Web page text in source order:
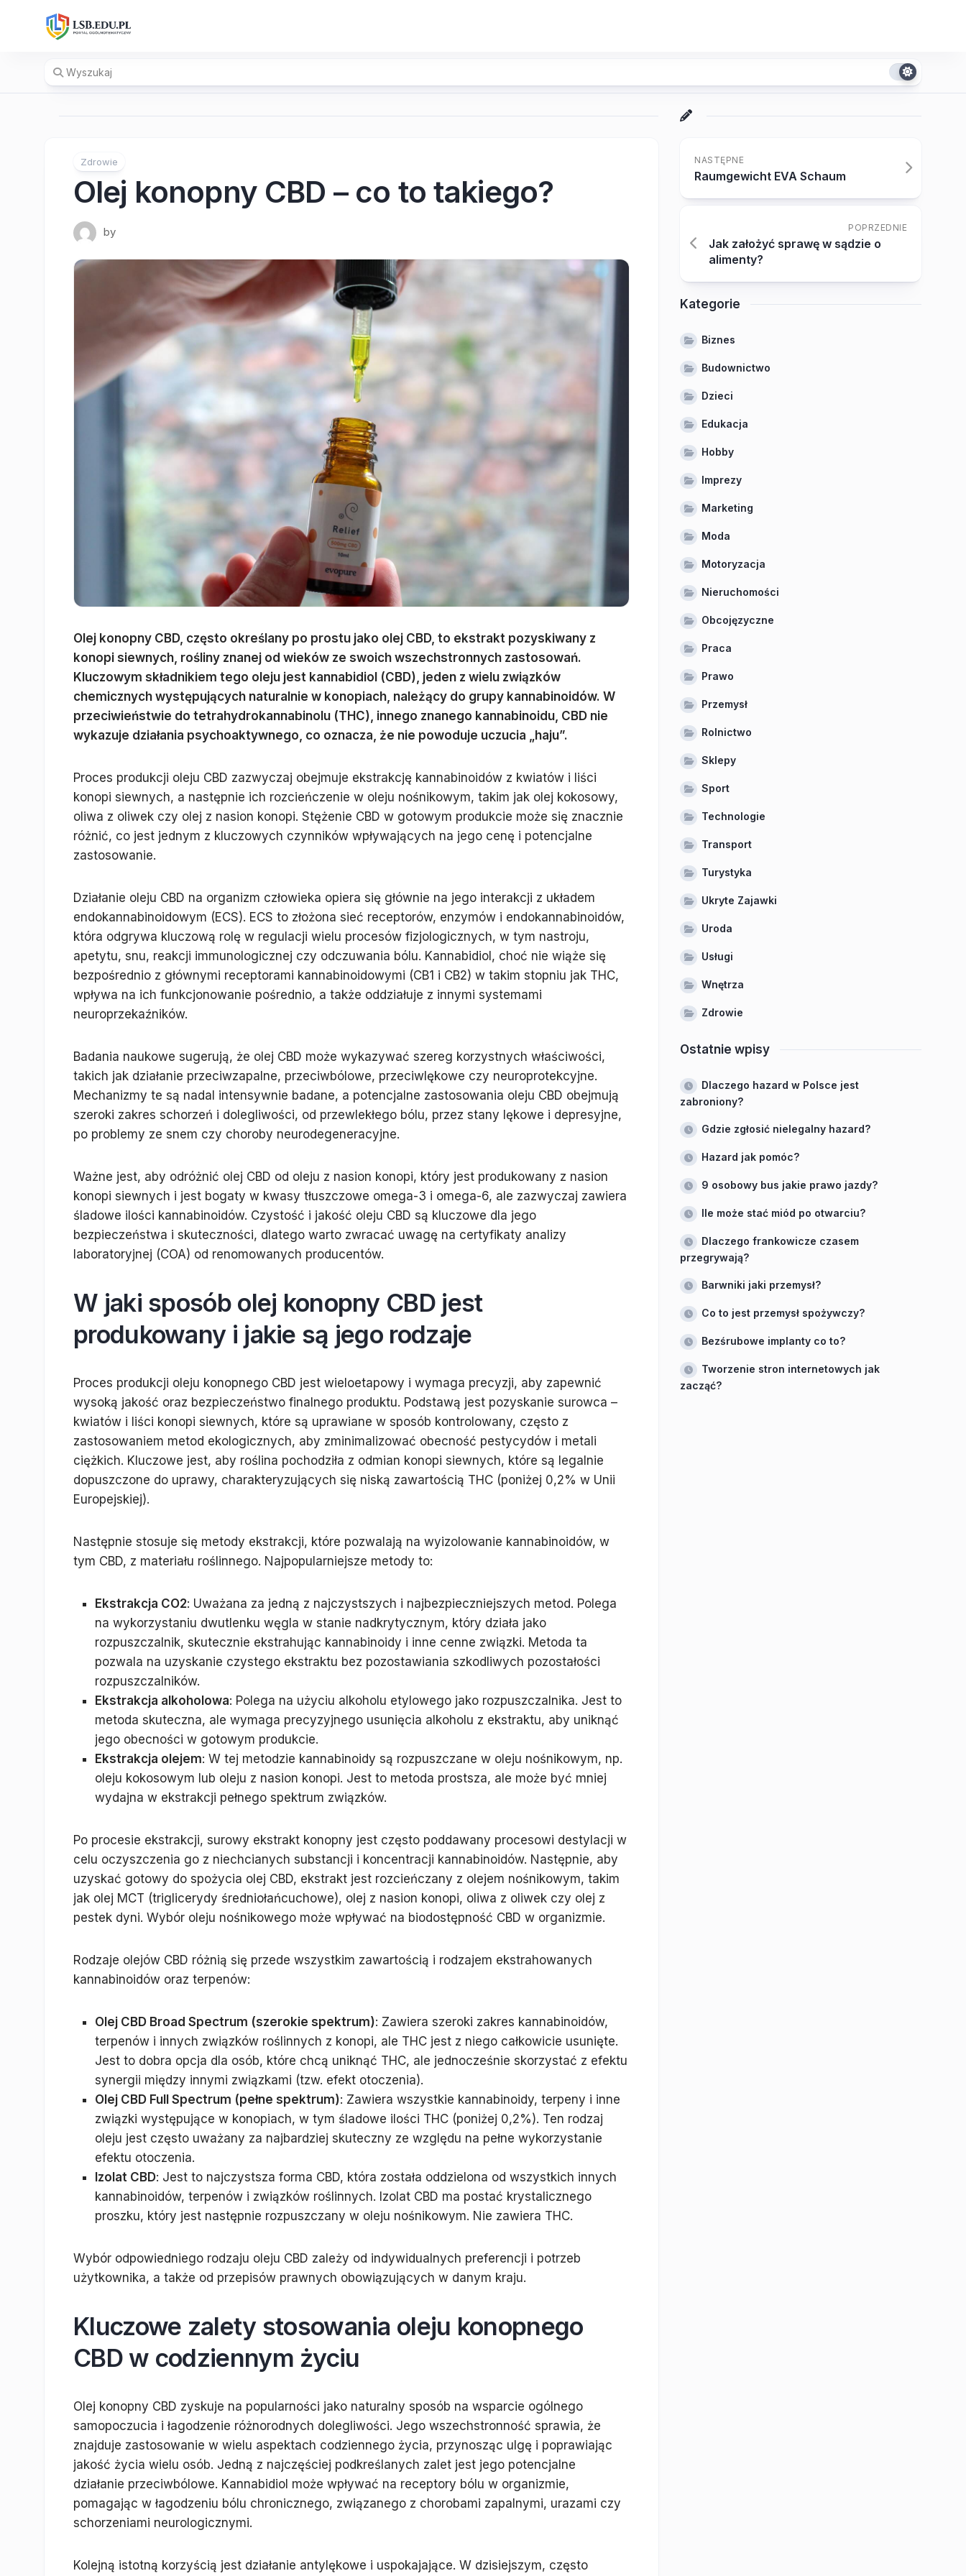
Zdrowie
Olej konopny CBD – co to takiego?
by
Olej konopny CBD, często określany po prostu jako olej CBD, to ekstrakt pozyskiwany z
konopi siewnych, rośliny znanej od wieków ze swoich wszechstronnych zastosowań.
Kluczowym składnikiem tego oleju jest kannabidiol (CBD), jeden z wielu związków
chemicznych występujących naturalnie w konopiach, należący do grupy kannabinoidów. W
przeciwieństwie do tetrahydrokannabinolu (THC), innego znanego kannabinoidu, CBD nie
wykazuje działania psychoaktywnego, co oznacza, że nie powoduje uczucia „haju”.
Proces produkcji oleju CBD zazwyczaj obejmuje ekstrakcję kannabinoidów z kwiatów i liści
konopi siewnych, a następnie ich rozcieńczenie w oleju nośnikowym, takim jak olej kokosowy,
oliwa z oliwek czy olej z nasion konopi. Stężenie CBD w gotowym produkcie może się znacznie
różnić, co jest jednym z kluczowych czynników wpływających na jego cenę i potencjalne
zastosowanie.
Działanie oleju CBD na organizm człowieka opiera się głównie na jego interakcji z układem
endokannabinoidowym (ECS). ECS to złożona sieć receptorów, enzymów i endokannabinoidów,
która odgrywa kluczową rolę w regulacji wielu procesów fizjologicznych, w tym nastroju,
apetytu, snu, reakcji immunologicznej czy odczuwania bólu. Kannabidiol, choć nie wiąże się
bezpośrednio z głównymi receptorami kannabinoidowymi (CB1 i CB2) w takim stopniu jak THC,
wpływa na ich funkcjonowanie pośrednio, a także oddziałuje z innymi systemami
neuroprzekaźników.
Badania naukowe sugerują, że olej CBD może wykazywać szereg korzystnych właściwości,
takich jak działanie przeciwzapalne, przeciwbólowe, przeciwlękowe czy neuroprotekcyjne.
Mechanizmy te są nadal intensywnie badane, a potencjalne zastosowania oleju CBD obejmują
szeroki zakres schorzeń i dolegliwości, od przewlekłego bólu, przez stany lękowe i depresyjne,
po problemy ze snem czy choroby neurodegeneracyjne.
Ważne jest, aby odróżnić olej CBD od oleju z nasion konopi, który jest produkowany z nasion
konopi siewnych i jest bogaty w kwasy tłuszczowe omega-3 i omega-6, ale zazwyczaj zawiera
śladowe ilości kannabinoidów. Czystość i jakość oleju CBD są kluczowe dla jego
bezpieczeństwa i skuteczności, dlatego warto zwracać uwagę na certyfikaty analizy
laboratoryjnej (COA) od renomowanych producentów.
W jaki sposób olej konopny CBD jest
produkowany i jakie są jego rodzaje
Proces produkcji oleju konopnego CBD jest wieloetapowy i wymaga precyzji, aby zapewnić
wysoką jakość oraz bezpieczeństwo finalnego produktu. Podstawą jest pozyskanie surowca –
kwiatów i liści konopi siewnych, które są uprawiane w sposób kontrolowany, często z
zastosowaniem metod ekologicznych, aby zminimalizować obecność pestycydów i metali
ciężkich. Kluczowe jest, aby roślina pochodziła z odmian konopi siewnych, które są legalnie
dopuszczone do uprawy, charakteryzujących się niską zawartością THC (poniżej 0,2% w Unii
Europejskiej).
Następnie stosuje się metody ekstrakcji, które pozwalają na wyizolowanie kannabinoidów, w
tym CBD, z materiału roślinnego. Najpopularniejsze metody to:
Ekstrakcja CO2: Uważana za jedną z najczystszych i najbezpieczniejszych metod. Polega
na wykorzystaniu dwutlenku węgla w stanie nadkrytycznym, który działa jako
rozpuszczalnik, skutecznie ekstrahując kannabinoidy i inne cenne związki. Metoda ta
pozwala na uzyskanie czystego ekstraktu bez pozostawiania szkodliwych pozostałości
rozpuszczalników.
Ekstrakcja alkoholowa: Polega na użyciu alkoholu etylowego jako rozpuszczalnika. Jest to
metoda skuteczna, ale wymaga precyzyjnego usunięcia alkoholu z ekstraktu, aby uniknąć
jego obecności w gotowym produkcie.
Ekstrakcja olejem: W tej metodzie kannabinoidy są rozpuszczane w oleju nośnikowym, np.
oleju kokosowym lub oleju z nasion konopi. Jest to metoda prostsza, ale może być mniej
wydajna w ekstrakcji pełnego spektrum związków.
Po procesie ekstrakcji, surowy ekstrakt konopny jest często poddawany procesowi destylacji w
celu oczyszczenia go z niechcianych substancji i koncentracji kannabinoidów. Następnie, aby
uzyskać gotowy do spożycia olej CBD, ekstrakt jest rozcieńczany z olejem nośnikowym, takim
jak olej MCT (triglicerydy średniołańcuchowe), olej z nasion konopi, oliwa z oliwek czy olej z
pestek dyni. Wybór oleju nośnikowego może wpływać na biodostępność CBD w organizmie.
Rodzaje olejów CBD różnią się przede wszystkim zawartością i rodzajem ekstrahowanych
kannabinoidów oraz terpenów:
Olej CBD Broad Spectrum (szerokie spektrum): Zawiera szeroki zakres kannabinoidów,
terpenów i innych związków roślinnych z konopi, ale THC jest z niego całkowicie usunięte.
Jest to dobra opcja dla osób, które chcą uniknąć THC, ale jednocześnie skorzystać z efektu
synergii między innymi związkami (tzw. efekt otoczenia).
Olej CBD Full Spectrum (pełne spektrum): Zawiera wszystkie kannabinoidy, terpeny i inne
związki występujące w konopiach, w tym śladowe ilości THC (poniżej 0,2%). Ten rodzaj
oleju jest często uważany za najbardziej skuteczny ze względu na pełne wykorzystanie
efektu otoczenia.
Izolat CBD: Jest to najczystsza forma CBD, która została oddzielona od wszystkich innych
kannabinoidów, terpenów i związków roślinnych. Izolat CBD ma postać krystalicznego
proszku, który jest następnie rozpuszczany w oleju nośnikowym. Nie zawiera THC.
Wybór odpowiedniego rodzaju oleju CBD zależy od indywidualnych preferencji i potrzeb
użytkownika, a także od przepisów prawnych obowiązujących w danym kraju.
Kluczowe zalety stosowania oleju konopnego
CBD w codziennym życiu
Olej konopny CBD zyskuje na popularności jako naturalny sposób na wsparcie ogólnego
samopoczucia i łagodzenie różnorodnych dolegliwości. Jego wszechstronność sprawia, że
znajduje zastosowanie w wielu aspektach codziennego życia, przynosząc ulgę i poprawiając
jakość życia wielu osób. Jedną z najczęściej podkreślanych zalet jest jego potencjalne
działanie przeciwbólowe. Kannabidiol może wpływać na receptory bólu w organizmie,
pomagając w łagodzeniu bólu chronicznego, związanego z chorobami zapalnymi, urazami czy
schorzeniami neurologicznymi.
Kolejną istotną korzyścią jest działanie antylękowe i uspokajające. W dzisiejszym, często
NASTĘPNE
Raumgewicht EVA Schaum
POPRZEDNIE
Jak założyć sprawę w sądzie o
alimenty?
Kategorie
Biznes
Budownictwo
Dzieci
Edukacja
Hobby
Imprezy
Marketing
Moda
Motoryzacja
Nieruchomości
Obcojęzyczne
Praca
Prawo
Przemysł
Rolnictwo
Sklepy
Sport
Technologie
Transport
Turystyka
Ukryte Zajawki
Uroda
Usługi
Wnętrza
Zdrowie
Ostatnie wpisy
Dlaczego hazard w Polsce jest
zabroniony?
Gdzie zgłosić nielegalny hazard?
Hazard jak pomóc?
9 osobowy bus jakie prawo jazdy?
Ile może stać miód po otwarciu?
Dlaczego frankowicze czasem
przegrywają?
Barwniki jaki przemysł?
Co to jest przemysł spożywczy?
Bezśrubowe implanty co to?
Tworzenie stron internetowych jak
zacząć?